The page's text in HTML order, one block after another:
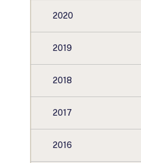
2020
2019
2018
2017
2016